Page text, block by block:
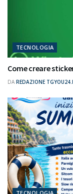
TECNOLOGIA
Come creare
DA REDAZIONE